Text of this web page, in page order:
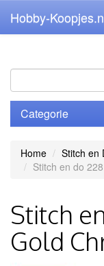
Hobby-
Categorie
Home Stitch en
Stitch en do
Stitch
Gold